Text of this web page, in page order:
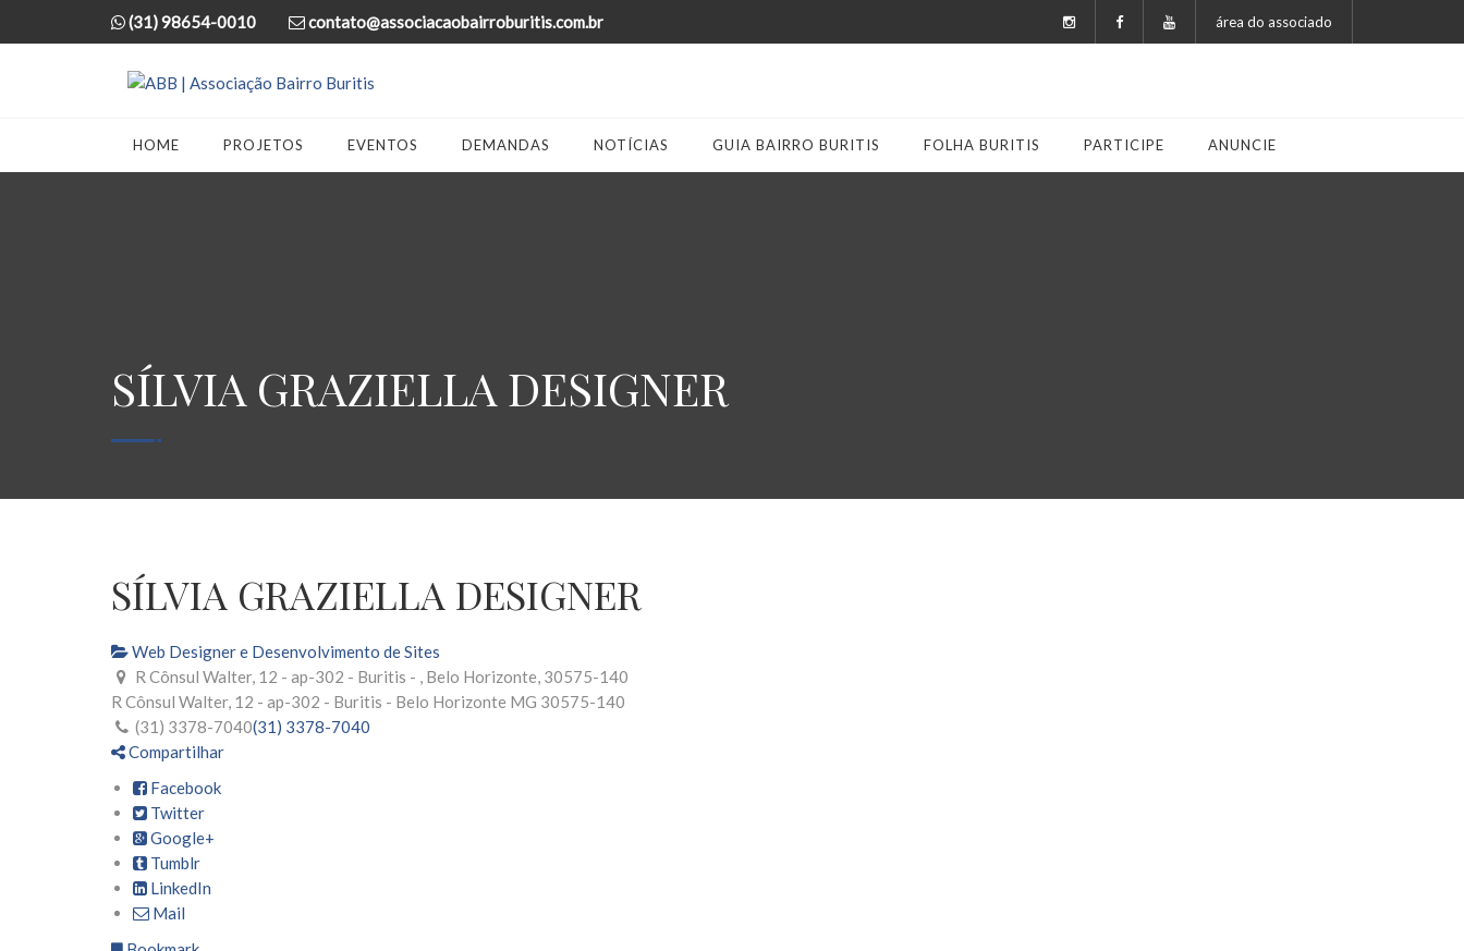
área do associado
(31) 98654-0010 contato@associacaobairroburitis.com.br
HOME PROJETOS EVENTOS DEMANDAS NOTÍCIAS GUIA BAIRRO BURITIS FOLHA BURITIS PARTICIPE ANUNCIE
SÍLVIA GRAZIELLA DESIGNER
SÍLVIA GRAZIELLA DESIGNER
Web Designer e Desenvolvimento de Sites
R Cônsul Walter, 12 - ap-302 - Buritis - , Belo Horizonte, 30575-140
R Cônsul Walter, 12 - ap-302 - Buritis - Belo Horizonte MG 30575-140
(31) 3378-7040(31) 3378-7040
Compartilhar
Facebook
Twitter
Google+
Tumblr
LinkedIn
Mail